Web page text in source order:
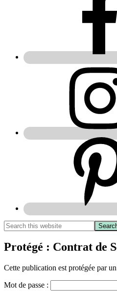
Protégé : Contrat de
Cette publication est protégée par
Mot de passe :